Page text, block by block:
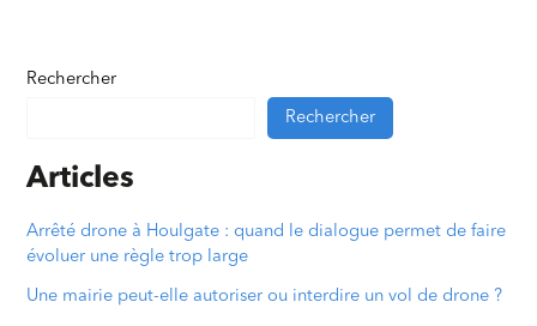
Rechercher
Rechercher
Articles
Arrêté drone à Houlgate : quand le dialogue permet de faire
évoluer une règle trop large
Une mairie peut-elle autoriser ou interdire un vol de drone ?